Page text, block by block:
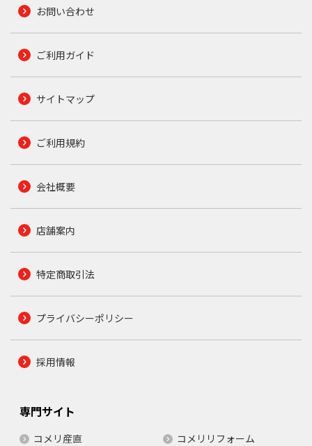
お問い合わせ
ご利用ガイド
サイトマップ
ご利用規約
会社概要
店舗案内
特定商取引法
プライバシーポリシー
採用情報
専門サイト
コメリ産直 コメリリフォーム